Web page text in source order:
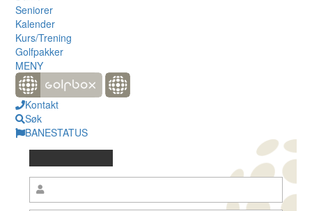
Seniorer
Kalender
Kurs/Trening
Golfpakker
MENY
Kontakt
Søk
BANESTATUS